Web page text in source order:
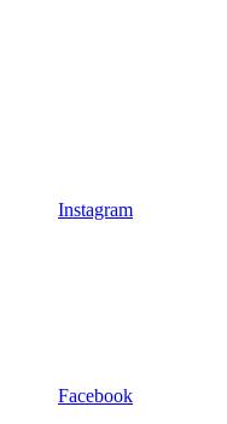
Instagram
Facebook